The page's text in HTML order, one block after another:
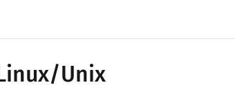
Unix